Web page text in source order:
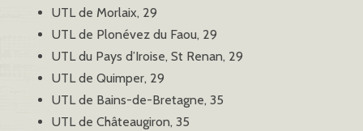
UTL de Morlaix, 29
UTL de Plonévez du Faou, 29
UTL du Pays d’Iroise, St Renan, 29
UTL de Quimper, 29
UTL de Bains-de-Bretagne, 35
UTL de Châteaugiron, 35